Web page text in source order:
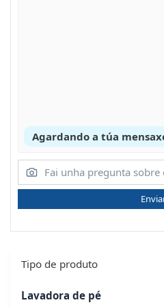
Agardando a túa
Tipo de produto
Lavadora de pé